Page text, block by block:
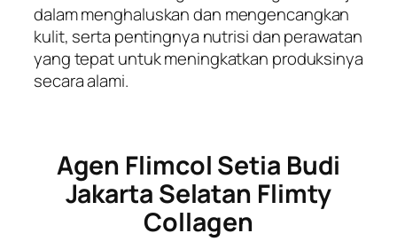
dalam menghaluskan dan mengencangkan
kulit, serta pentingnya nutrisi dan perawatan
yang tepat untuk meningkatkan produksinya
secara alami.
Agen Flimcol Setia Budi
Jakarta Selatan Flimty
Collagen